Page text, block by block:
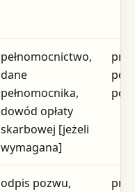
pełnomocnictwo,
dane
pełnomocnika,
dowód opłaty
skarbowej [jeżeli
wymagana]
odpis pozwu,